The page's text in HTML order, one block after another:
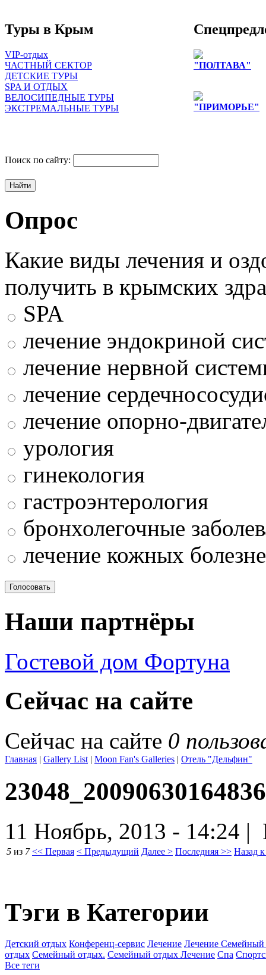
Туры в Крым
VIP-отдых
ЧАСТНЫЙ СЕКТОР
ДЕТСКИЕ ТУРЫ
SPA И ОТДЫХ
ВЕЛОСИПЕДНЫЕ ТУРЫ
ЭКСТРЕМАЛЬНЫЕ ТУРЫ
"ПОЛТАВА"
"ПРИМОРЬЕ"
Поиск по сайту:
Опрос
Какие виды лечения и
получить в крымских
SPA
лечение эндокриной
лечение нервной
лечение
лечение опорно-
урология
гинекология
гастроэнтерология
бронхолегочные
лечение кожных
Наши партнёры
Гостевой дом Фортуна
Сейчас на сайте
Сейчас на сайте 0
Главная | Gallery List | Moon Fan's Galleries | Отель "Дельфин"
11 Ноябрь, 2013 - 14:24 |
5 из 7 << Первая < Предыдущий Далее > Последняя >> Назад
Тэги в Категории
Детский отдых Конференц-сервис Лечение Лечение Семейный
отдых Семейный отдых. Семейный отдых Лечение Спа
Все теги